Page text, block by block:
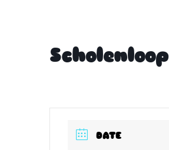
Scholenloop
DATE